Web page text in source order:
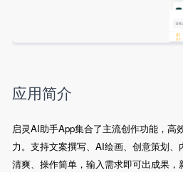
应用简介
启灵AI助手App集合了主流创作功能，高
力。支持文案撰写、AI绘画、创意策划
清爽、操作简单，输入需求即可出成果